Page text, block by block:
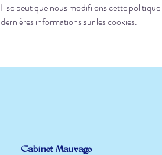
Il se peut que nous modifiions cette
dernières informations sur les cookies.
Cabinet Mauvago